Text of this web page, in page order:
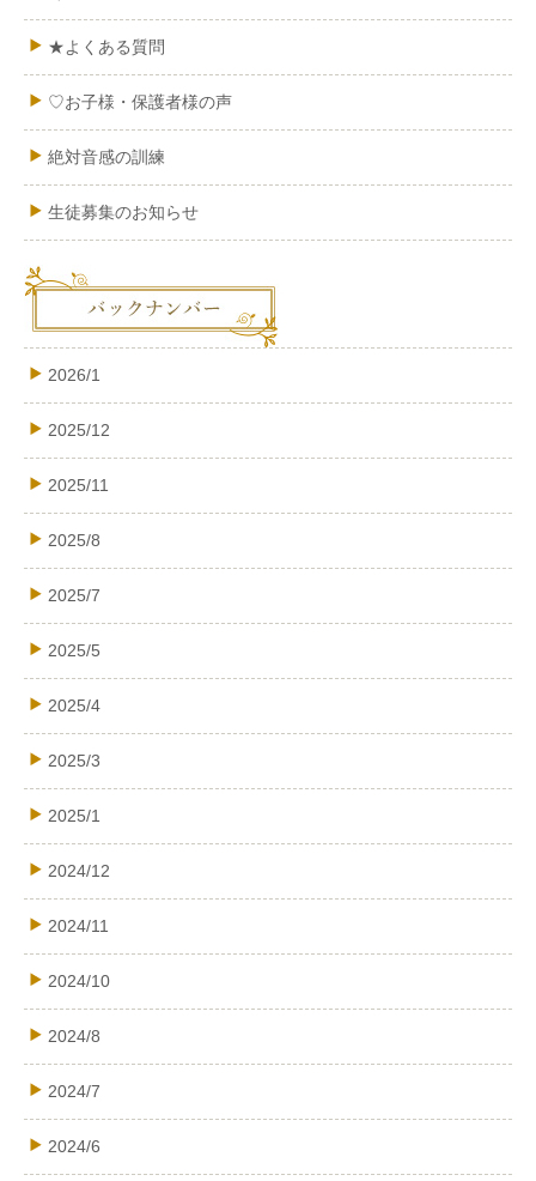
★よくある質問
♡お子様・保護者様の声
絶対音感の訓練
生徒募集のお知らせ
2026/1
2025/12
2025/11
2025/8
2025/7
2025/5
2025/4
2025/3
2025/1
2024/12
2024/11
2024/10
2024/8
2024/7
2024/6